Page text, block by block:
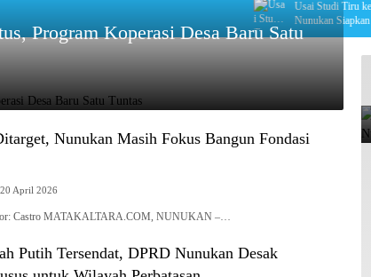
Usai Studi Tiru ke
Nunukan Siapkan
Program Koperasi Desa Baru Satu
Nunukan Masih Fokus Bangun Fondasi
20 April 2026
Castro MATAKALTARA.COM, NUNUKAN –…
Putih Tersendat, DPRD Nunukan Desak